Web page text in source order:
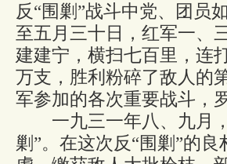
反“围剿”战斗中党、团员
至五月三十日，红军一、
建建宁，横扫七百里，连
万支，胜利粉碎了敌人的
军参加的各次重要战斗，
一九三一年八、九月，
剿”。在这次反“围剿”的